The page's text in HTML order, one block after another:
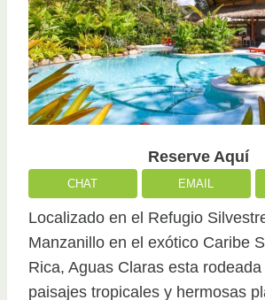
Reserve Aquí
CHAT EMAIL
Localizado en el Refugio
Manzanillo en el exótico Caribe
Rica, Aguas Claras esta
paisajes tropicales y hermosas